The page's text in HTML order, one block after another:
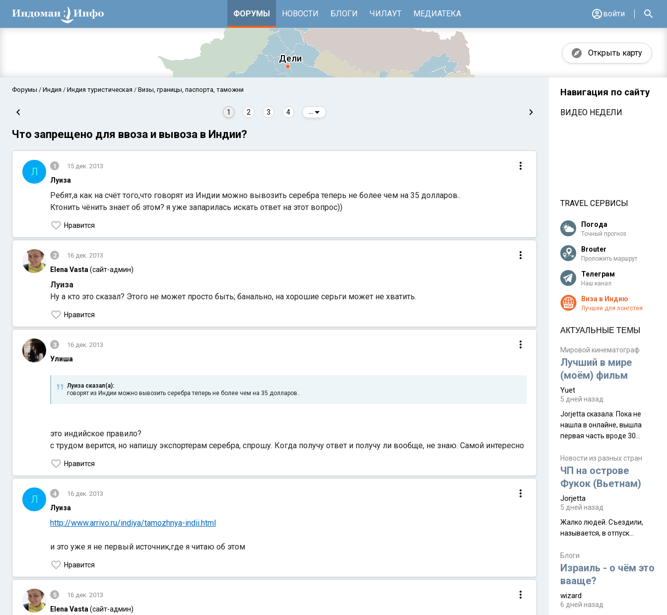
ФОРУМЫ НОВОСТИ БЛОГИ ЧИЛАУТ МЕДИАТЕКА войти
Открыть карту
Аравийское море Бенгальский залив
Индийский океан
Форумы Индия Индия туристическая Визы, границы, паспорта, таможни
1 2 3 4
Что запрещено для ввоза и вывоза в Индии?
Л 1 15 дек. 2013
Луиза
Ребят,а как на счёт того,что говорят из Индии можно вывозить серебра теперь не более чем на 35 долларов..
Ктонить чёнить знает об этом? я уже запарилась искать ответ на этот вопрос))
Нравится
2 16 дек. 2013
Elena Vasta (сайт-админ)
Луиза
Ну а кто это сказал? Этого не может просто быть; банально, на хорошие серьги может не хватить.
Нравится
3 16 дек. 2013
Улиша
Луиза сказал(а):
говорят из Индии можно вывозить серебра теперь не более чем на 35 долларов..
это индийское правило?
с трудом верится, но напишу экспортерам серебра, спрошу. Когда получу ответ и получу ли вообще, не знаю. Самой интересно
Нравится
Л 4 16 дек. 2013
Луиза
http://www.arrivo.ru/indiya/tamozhnya-indii.html
и это уже я не первый источник,где я читаю об этом
Нравится
5 16 дек. 2013
Elena Vasta (сайт-админ)
Навигация по сайту
ВИДЕО НЕДЕЛИ
TRAVEL СЕРВИСЫ
Погода
Точный прогноз
Brouter
Проложить маршрут
Телеграм
Наш канал
Виза в Индию
Лучшее для лонгстея
АКТУАЛЬНЫЕ ТЕМЫ
Мировой кинематограф
Лучший в мире
(моём) фильм
Yuet
5 дней назад
Jorjetta сказалa: Пока не
нашла в онлайне, вышла
первая часть вроде 30
Дивали 8 ноября.
Новости из разных стран
ЧП на острове
Фукок (Вьетнам)
Jorjetta
5 дней назад
Жалко людей. Съездили,
называется, в отпуск...
Блоги
Израиль - о чём это
вааще?
wizard
6 дней назад